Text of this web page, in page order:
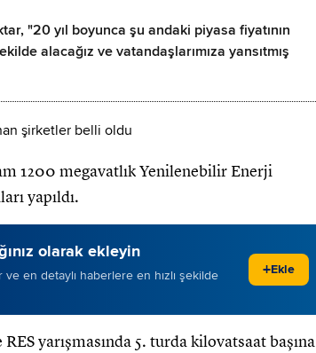
"20 yıl boyunca şu andaki piyasa fiyatının
alacağız ve vatandaşlarımıza yansıtmış
1200 megavatlık Yenilenebilir Enerji
yapıldı.
olarak ekleyin
en detaylı haberlere en hızlı şekilde
+Ekle
yarışmasında 5. turda kilovatsaat başına